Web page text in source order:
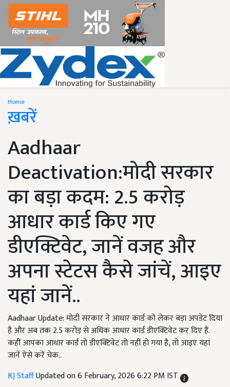
Home
ख़बरें
Aadhaar
Deactivation:मोदी सरकार
का बड़ा कदम: 2.5 करोड़
आधार कार्ड किए गए
डीएक्टिवेट, जानें वजह और
अपना स्टेटस कैसे जांचें, आइए
यहां जानें..
Aadhaar Update: मोदी सरकार ने आधार कार्ड को लेकर बड़ा अपडेट दिया
है और अब तक 2.5 करोड़ से अधिक आधार कार्ड डीएक्टिवेट कर दिए हैं.
कहीं आपका आधार कार्ड तो डीएक्टिवेट तो नहीं हो गया है, तो आइए यहां
जानें ऐसे करें चेक..
KJ StaffUpdated on 6 February, 2026 6:22 PM IST